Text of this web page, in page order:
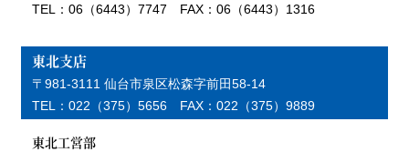
TEL：06（6443）7747 FAX：06（6443）1316
東北支店
〒981-3111 仙台市泉区松森字前田58-14
TEL：022（375）5656 FAX：022（375）9889
東北工営部